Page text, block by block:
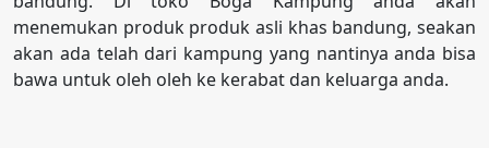
menemukan produk produk asli khas bandung, seakan
akan ada telah dari kampung yang nantinya anda bisa
bawa untuk oleh oleh ke kerabat dan keluarga anda.